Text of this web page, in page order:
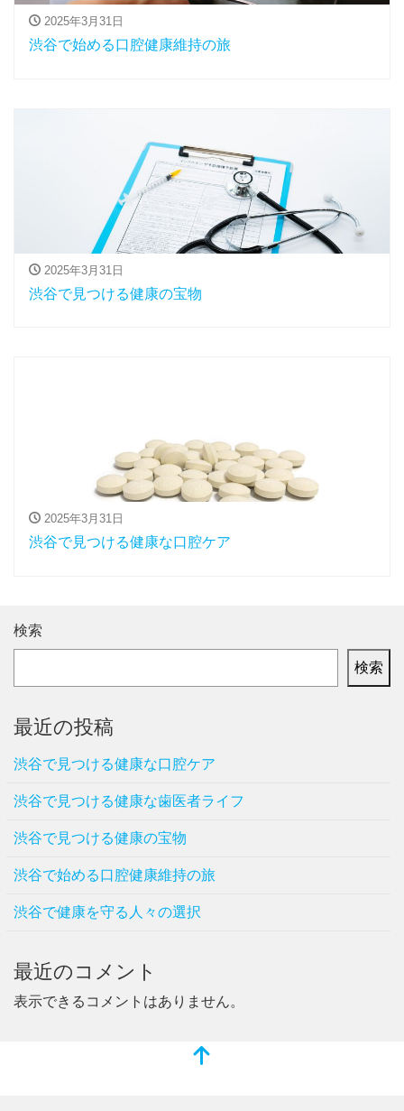
2025年3月31日
渋谷で始める口腔健康維持の旅
2025年3月31日
渋谷で見つける健康の宝物
2025年3月31日
渋谷で見つける健康な口腔ケア
検索
検索
最近の投稿
渋谷で見つける健康な口腔ケア
渋谷で見つける健康な歯医者ライフ
渋谷で見つける健康の宝物
渋谷で始める口腔健康維持の旅
渋谷で健康を守る人々の選択
最近のコメント
表示できるコメントはありません。